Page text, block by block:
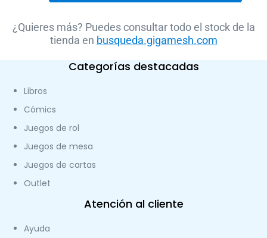
¿Quieres más? Puedes consultar todo el stock de la
tienda en busqueda.gigamesh.com
Categorías destacadas
Libros
Cómics
Juegos de rol
Juegos de mesa
Juegos de cartas
Outlet
Atención al cliente
Ayuda